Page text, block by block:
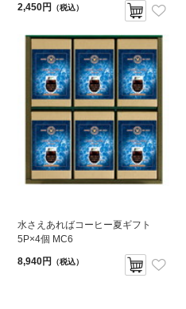
2,450円
（税込）
水さえあればコーヒー夏ギフト
5P×4個 MC6
8,940円
（税込）